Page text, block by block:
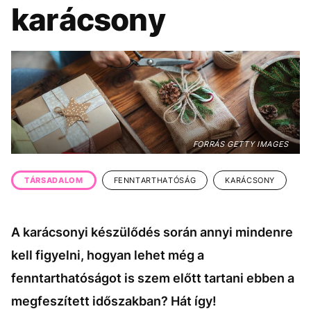
KÖZÉLET
ÉLETMÓD
BESZÉLGETÉSEK ARCOK
VIDEÓ TÖRTÉNETEK
GASZTRO
karácsony
FORRÁS GETTY IMAGES
TÁRSADALOM FENNTARTHATÓSÁG KARÁCSONY
A karácsonyi készülődés során annyi mindenre
kell figyelni, hogyan lehet még a
fenntarthatóságot is szem előtt tartani ebben a
megfeszített időszakban? Hát így!